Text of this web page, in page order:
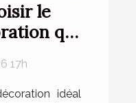
le
qui
17h
idéal